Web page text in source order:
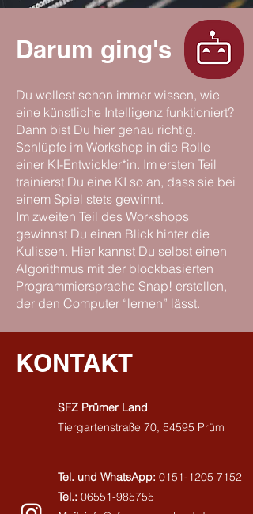
Darum ging's
Du wollest schon immer wissen, wie
eine künstliche Intelligenz funktioniert?
Dann bist Du hier genau richtig.
Schlüpfe im Workshop in die Rolle
einer KI-Entwickler*in. Im ersten Teil
trainierst Du eine KI so an, dass sie bei
einem Spiel stets gewinnt.
Im zweiten Teil des Workshops
gewinnst Du einen Blick hinter die
Kulissen. Hier kannst Du selbst einen
Algorithmus mit der blockbasierten
Programmiersprache Snap! erstellen,
der den Computer “lernen” lässt.
KONTAKT
SFZ Prümer Land
Tiergartenstraße 70, 54595 Prüm
Tel. und WhatsApp: 0151-1205 7152
Tel.: 06551-985755